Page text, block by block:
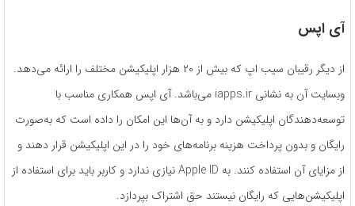
آی اپس
از دیگر رقیبان سیب اپ که بیش از ۲۰ هزار اپلیکیشن مختلف را ارائه می‌دهد.
وبسایت آن به نشانی iapps.ir می‌باشد. آی اپس همکاری مناسب با
توسعه‌دهندگان اپلیکیشن دارد و به آن‌ها این امکان را داده است که به‌صورت
رایگان و بدون پرداخت هزینه برنامه‌های خود را در این اپلیکیشن قرار دهند و
از مزایای آن استفاده کنند. به Apple ID نیازی ندارد و کاربر باید برای استفاده از
اپلیکیشن‌هایی که رایگان نیستند حق اشتراک بپردازد.